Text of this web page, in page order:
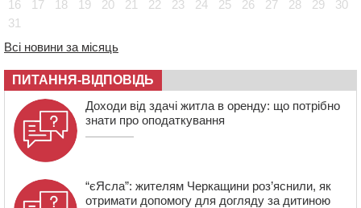
08:20
Обрано претендента на посаду директора
Мокрокалигірського психоневрологічного інтернату
07:23 Уманські міграційники видворили з країни грузина,
який відсидів термін у колонії
16
17 18 19 20 21 22 23 24 25 26 27 28 29
30
31
Всі новини за місяць
ПИТАННЯ-ВІДПОВІДЬ
Доходи від здачі житла в оренду: що потрібно
знати про оподаткування
“єЯсла”: жителям Черкащини роз’яснили, як
отримати допомогу для догляду за дитиною